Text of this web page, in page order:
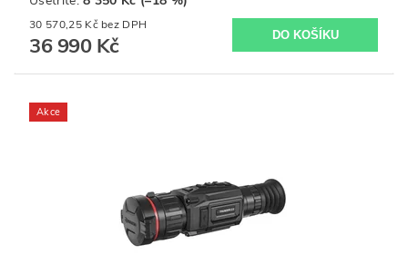
30 570,25 Kč bez DPH
36 990 Kč
Akce